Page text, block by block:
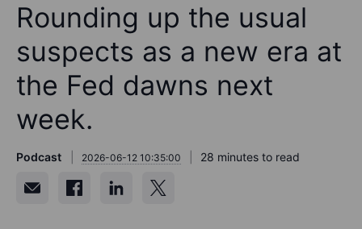
Rounding up the usual
suspects as a new era at
the Fed dawns next
week.
Podcast 2026-06-12 10:35:00 28 minutes to read